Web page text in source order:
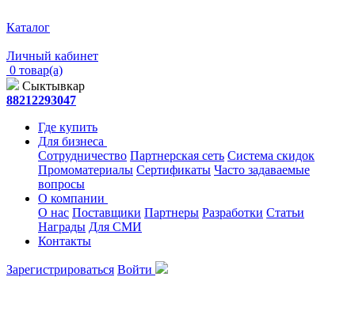
Каталог
Личный кабинет
0 товар(а)
Сыктывкар
88212293047
Где купить
Для бизнеса
Сотрудничество Партнерская сеть Система скидок
Промоматериалы Сертификаты Часто задаваемые
вопросы
О компании
О нас Поставщики Партнеры Разработки Статьи
Награды Для СМИ
Контакты
Зарегистрироваться Войти